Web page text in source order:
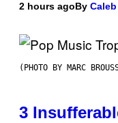
2 hours agoBy
(PHOTO BY MARC
3